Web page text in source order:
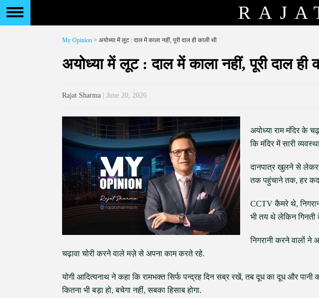
My Opinion > अयोध्या में लूट : दाल में काला नहीं, पूरी दाल ही काली थी
अयोध्या में लूट : दाल में काला नहीं, पूरी दाल ही
Rajat Sharma | June 20, 2026
अयोध्या राम मंदिर के
कि मंदिर में सारी
दानपात्र खुलने से
तक पहुंचाने तक, हर
CCTV कैमरे थे,
भी तय थे लेकिन
निगरानी करने वालों
चढ़ावा चोरी करने वाले मज़े से अपना काम करते रहे.
योगी आदित्यनाथ ने कहा कि रामभक्त सिर्फ पन्द्रह दिन सब्र रखें, तब दूध का दूध और पानी
कितना भी बड़ा हो, बचेगा नहीं, सबका हिसाब होगा.